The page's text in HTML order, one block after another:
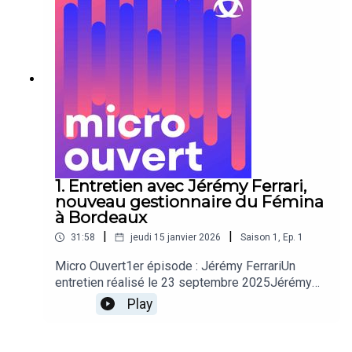
son parcours, son rapport à Bordeaux, mais aussi
l'origine de son amour pour la Grande Boucle.
1. Entretien avec Jérémy Ferrari,
nouveau gestionnaire du Fémina
à Bordeaux
31:58 | jeudi 15 janvier 2026 | Saison 1 , Ep. 1
Micro Ouvert1er épisode : Jérémy FerrariUn
entretien réalisé le 23 septembre 2025Jérémy
Ferrari est un humoriste reconnu nationalement.
Depuis ses débuts dans l'émission de télévision
Play